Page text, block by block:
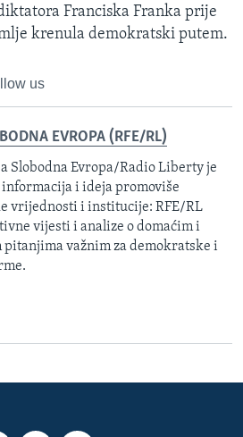
Franciska Franka prije
krenula demokratski putem.
us
EVROPA (RFE/RL)
Slobodna Evropa/Radio Liberty je
i ideja promoviše
vrijednosti i institucije: RFE/RL
vijesti i analize o domaćim i
važnim za demokratske i